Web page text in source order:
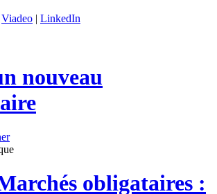
Viadeo | LinkedIn
nouveau
obligataires :